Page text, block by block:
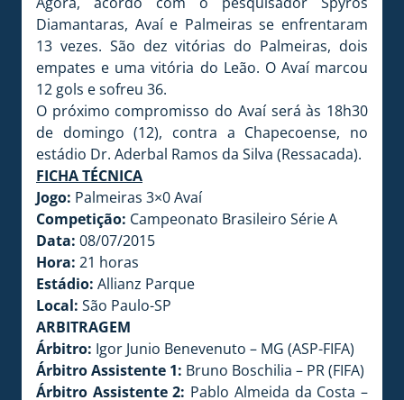
Diamantaras, Avaí e Palmeiras se enfrentaram
13 vezes. São dez vitórias do Palmeiras, dois
empates e uma vitória do Leão. O Avaí marcou
12 gols e sofreu 36.
O próximo compromisso do Avaí será às 18h30
de domingo (12), contra a Chapecoense, no
estádio Dr. Aderbal Ramos da Silva (Ressacada).
FICHA TÉCNICA
Jogo: Palmeiras 3×0 Avaí
Competição: Campeonato Brasileiro Série A
Data: 08/07/2015
Hora: 21 horas
Estádio: Allianz Parque
Local: São Paulo-SP
ARBITRAGEM
Árbitro: Igor Junio Benevenuto – MG (ASP-FIFA)
Árbitro Assistente 1: Bruno Boschilia – PR (FIFA)
Árbitro Assistente 2: Pablo Almeida da Costa –